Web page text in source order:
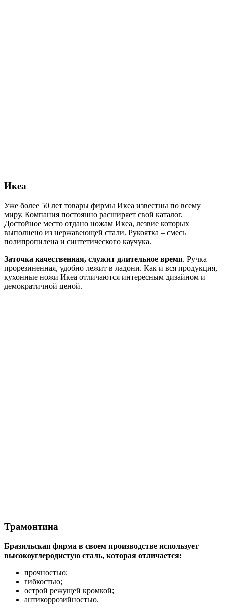
Икеа
Уже более 50 лет товары фирмы Икеа известны по всему
миру. Компания постоянно расширяет свой каталог.
Достойное место отдано ножам Икеа, лезвие которых
выполнено из нержавеющей стали. Рукоятка – смесь
полипропилена и синтетического каучука.
Заточка качественная, служит длительное время. Ручка
прорезиненная, удобно лежит в ладони. Как и вся продукция,
кухонные ножи Икеа отличаются интересным дизайном и
демократичной ценой.
Трамонтина
Бразильская фирма в своем производстве использует
высокоуглеродистую сталь, которая отличается:
прочностью;
гибкостью;
острой режущей кромкой;
антикоррозийностью.